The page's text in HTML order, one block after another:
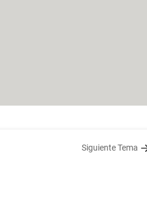
Siguiente Tema